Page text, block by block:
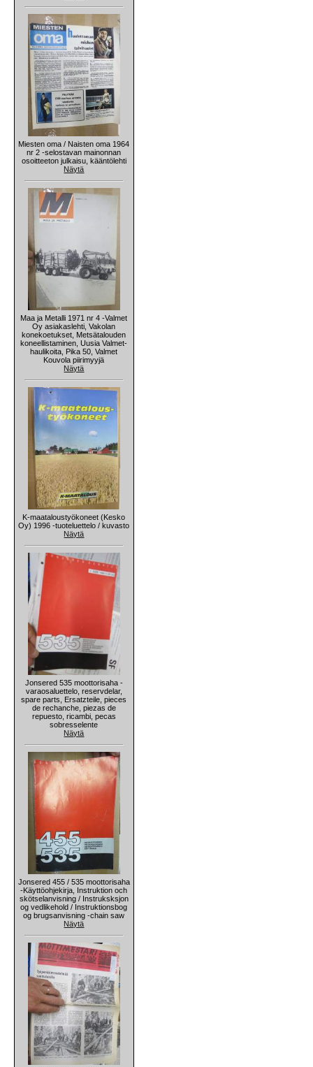
Miesten oma / Naisten oma 1964
nr 2 -selostavan mainonnan
osoitteeton julkaisu, kääntölehti
Näytä
Maa ja Metalli 1971 nr 4 -Valmet
Oy asiakaslehti, Vakolan
konekoetukset, Metsätalouden
koneellistaminen, Uusia Valmet-
haulikoita, Pika 50, Valmet
Kouvola piirimyyjä
Näytä
K-maataloustyökoneet (Kesko
Oy) 1996 -tuoteluettelo / kuvasto
Näytä
Jonsered 535 moottorisaha -
varaosaluettelo, reservdelar,
spare parts, Ersatzteile, pieces
de rechanche, piezas de
repuesto, ricambi, pecas
sobresselente
Näytä
Jonsered 455 / 535 moottorisaha
-Käyttöohjekirja, Instruktion och
skötselanvisning / Instruksksjon
og vedlikehold / Instruktionsbog
og brugsanvisning -chain saw
Näytä